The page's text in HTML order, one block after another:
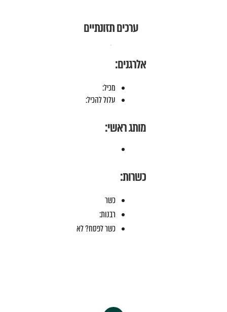
ערכים תזונתיים
אלרגנים:
מכיל:
עלול להכיל:
מותג ראשי:
כשרות:
כשר
רבנות:
כשר לפסח? לא